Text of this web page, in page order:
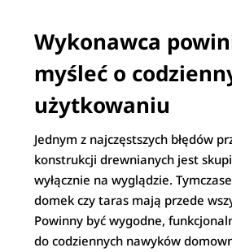
Wykonawca
myśleć o
użytkowaniu
Jednym z najczęstszych błędów
konstrukcji drewnianych jest
wyłącznie na wyglądzie.
domek czy taras mają przede
Powinny być wygodne,
do codziennych nawyków